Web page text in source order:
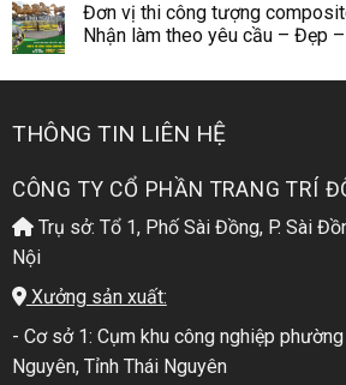
Đơn vị thi công tượng
Nhận làm theo yêu cầu – Đẹp
THÔNG TIN LIÊN HỆ
CÔNG TY CỔ PHẦN TRANG TRÍ
Trụ sở: Tổ 1, Phố Sài Đồng, P. Sài
Nội
Xưởng sản xuất:
- Cơ sở 1: Cụm khu công nghiệp
Nguyên, Tỉnh Thái Nguyên